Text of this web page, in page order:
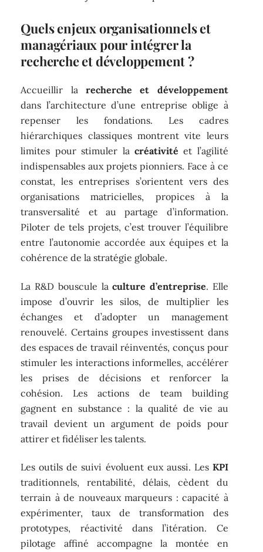
Quels enjeux organisationnels et
managériaux pour intégrer la
recherche et développement ?
Accueillir la recherche et développement
dans l’architecture d’une entreprise oblige à
repenser les fondations. Les cadres
hiérarchiques classiques montrent vite leurs
limites pour stimuler la créativité et l’agilité
indispensables aux projets pionniers. Face à ce
constat, les entreprises s’orientent vers des
organisations matricielles, propices à la
transversalité et au partage d’information.
Piloter de tels projets, c’est trouver l’équilibre
entre l’autonomie accordée aux équipes et la
cohérence de la stratégie globale.
La R&D bouscule laculture d’entreprise. Elle
impose d’ouvrir les silos, de multiplier les
échanges et d’adopter un management
renouvelé. Certains groupes investissent dans
des espaces de travail réinventés, conçus pour
stimuler les interactions informelles, accélérer
les prises de décisions et renforcer la
cohésion. Les actions de team building
gagnent en substance : la qualité de vie au
travail devient un argument de poids pour
attirer et fidéliser les talents.
Les outils de suivi évoluent eux aussi. Les KPI
traditionnels, rentabilité, délais, cèdent du
terrain à de nouveaux marqueurs : capacité à
expérimenter, taux de transformation des
prototypes, réactivité dans l’itération. Ce
pilotage affiné accompagne la montée en